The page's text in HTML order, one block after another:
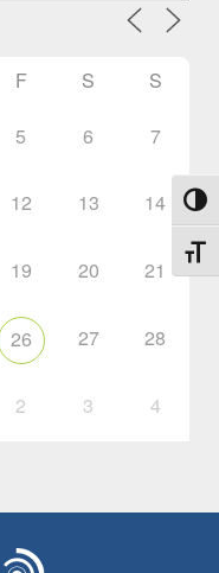
F S S
5 6 7
12 13 14
19 20 21
26 27 28
2 3 4